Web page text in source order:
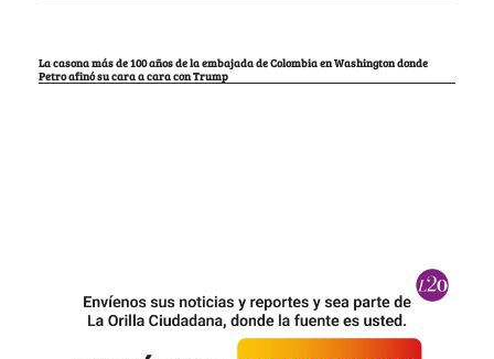
La casona más de 100 años de la embajada de Colombia en Washington donde
Petro afinó su cara a cara con Trump